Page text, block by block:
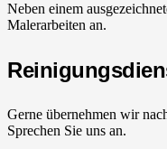
Neben einem
Malerarbeiten an.
Gerne übernehmen wir
Sprechen Sie uns an.